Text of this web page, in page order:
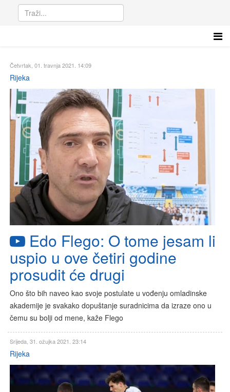
Četvrtak, 01. travnja 2021. 14:09
Rijeka
Edo Flego: O tome jesam li
uspio u ove četiri godine
prosudit će drugi
Ono što bih naveo kao svoje postulate u vođenju omladinske
akademije je svakako dopuštanje suradnicima da izraze ono u
čemu su bolji od mene, kaže Flego
Srijeda, 31. ožujka 2021. 23:14
Rijeka